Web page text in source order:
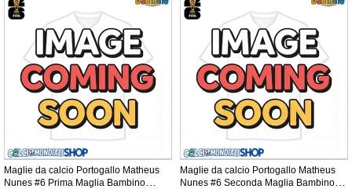
Maglie da calcio Portogallo Matheus
Nunes #6 Prima Maglia Bambino
Maglie da calcio Portogallo Matheus
Nunes #6 Seconda Maglia Bambino